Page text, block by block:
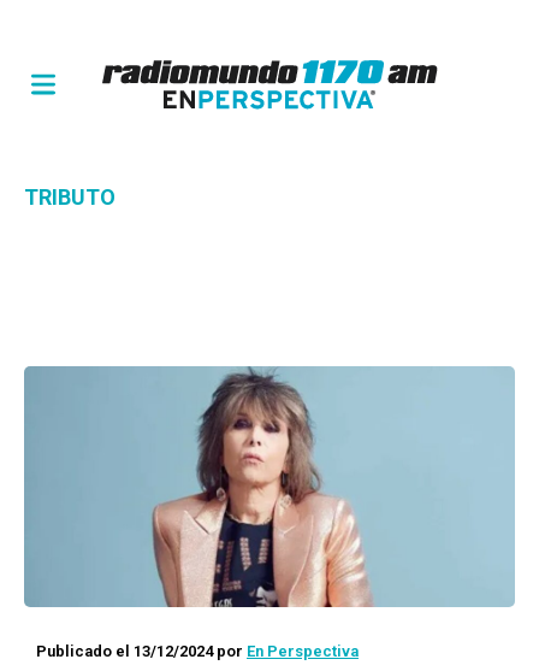
TRIBUTO
Publicado el 13/12/2024por En Perspectiva